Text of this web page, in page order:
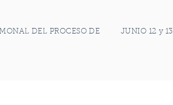
DEL PROCESO DE
JUNIO 12 y 13